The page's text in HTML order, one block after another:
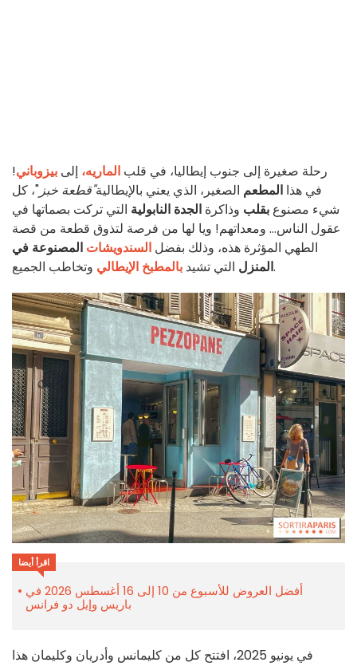
رحلة صغيرة إلى جنوب إيطاليا، في قلب الماريه، إلى بيزوباني!
في هذا المطعم الصغير، الذي يعني بالإيطالية"قطعة خبز"، كل
شيء مصنوع بقلب وذاكرة الجدة النابولية التي تركت بصماتها في
عقول الناس... ومعداتهم! ويا لها من فرصة لتذوق قطعة من قصة
الطهي المؤثرة هذه، وذلك بفضل السندويشات المصنوعة في
المنزل التي تشيد بالمطبخ الإيطالي وتخاطب الجميع.
اقرأ أيضا
أفضل العروض للأسبوع من 10 إلى 16 أغسطس 2026 في
باريس وإيل دو فرانس
في يونيو 2025، افتتح كل من كليمانس وأدريان وكليمان هذا